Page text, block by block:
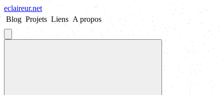
eclaireur.net
Blog Projets Liens A propos